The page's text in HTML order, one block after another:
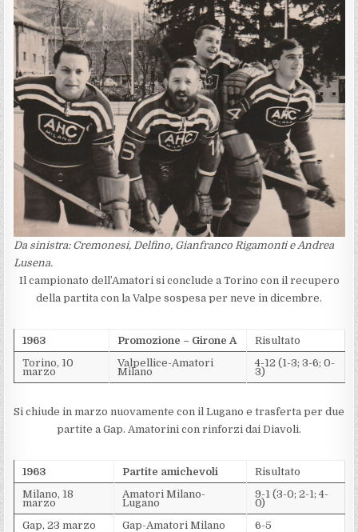
Da sinistra: Cremonesi, Delfino, Gianfranco Rigamonti e Andrea
Lusena.
Il campionato dell’Amatori si conclude a Torino con il recupero
della partita con la Valpe sospesa per neve in dicembre.
1963 Promozione – Girone A
Risultato
Torino, 10
marzo
Valpellice-Amatori
Milano
4-12 (1-3; 3-6; 0-
3)
Si chiude in marzo nuovamente con il Lugano e trasferta per due
partite a Gap. Amatorini con rinforzi dai Diavoli.
1963 Partite amichevoli
Risultato
Milano, 18
marzo
Amatori Milano-
Lugano
9-1 (3-0; 2-1; 4-
0)
Gap, 23 marzo
Gap-Amatori Milano
6-5